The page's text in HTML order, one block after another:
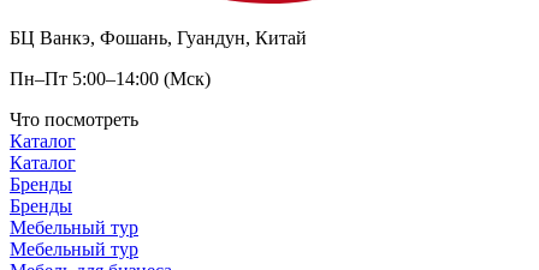
БЦ Ванкэ, Фошань, Гуандун, Китай
Пн–Пт 5:00–14:00 (Мск)
Что посмотреть
Каталог
Каталог
Бренды
Бренды
Мебельный тур
Мебельный тур